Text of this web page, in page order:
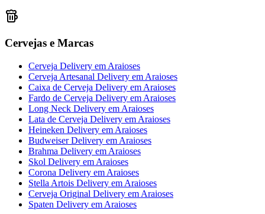
Cervejas e Marcas
Cerveja Delivery em Araioses
Cerveja Artesanal Delivery em Araioses
Caixa de Cerveja Delivery em Araioses
Fardo de Cerveja Delivery em Araioses
Long Neck Delivery em Araioses
Lata de Cerveja Delivery em Araioses
Heineken Delivery em Araioses
Budweiser Delivery em Araioses
Brahma Delivery em Araioses
Skol Delivery em Araioses
Corona Delivery em Araioses
Stella Artois Delivery em Araioses
Cerveja Original Delivery em Araioses
Spaten Delivery em Araioses